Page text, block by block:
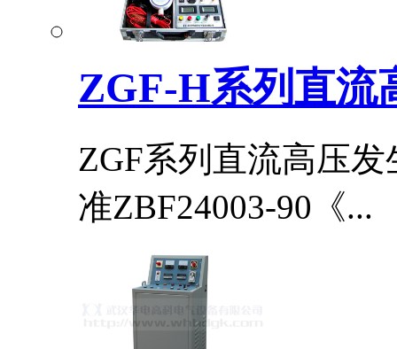
ZGF-H系列直流
ZGF系列直流高压
准ZBF24003-90《...